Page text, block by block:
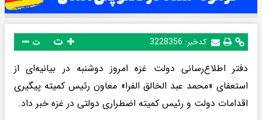
کدخبر: 3228356 ت
دفتر اطلاع‌رسانی دولت غزه امروز دوشنبه در بیانیه‌ای از
استعفای «محمد عبد الخالق الفرا» معاون رئیس کمیته پیگیری
اقدامات دولت و رئیس کمیته اضطراری دولتی در غزه خبر داد.